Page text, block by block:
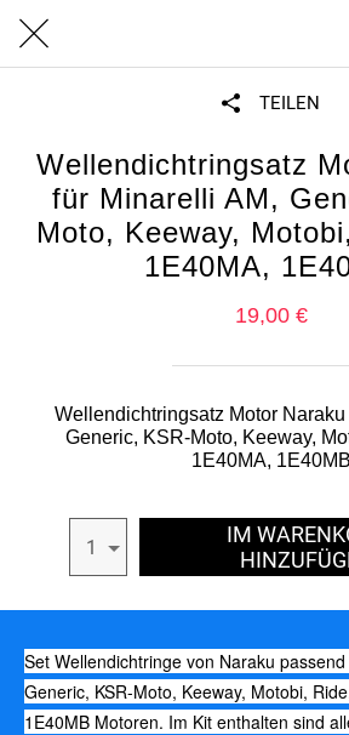
TEILEN
Wellendichtringsatz
für Minarelli AM,
Moto, Keeway,
1E40MA,
19,00 €
Wellendichtringsatz Motor
Generic, KSR-Moto, Keeway,
1E40MA, 1E40MB
1
IM
Set Wellendichtringe von Naraku
Generic, KSR-Moto, Keeway, Motobi,
1E40MB Motoren. Im Kit enthalten sind